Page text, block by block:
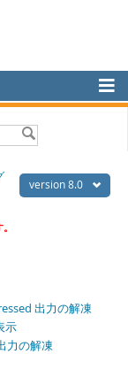
version 8.0
出力の解凍
示
力の解凍